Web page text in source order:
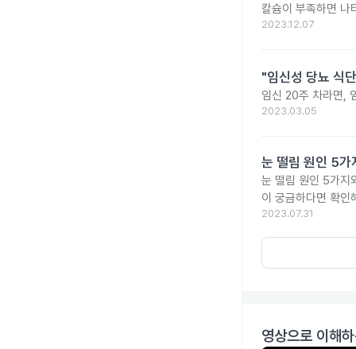
칼슘이 부족하면 나
2023.12.07
"임신성 당뇨 식
임신 20주 차라면,
2023.03.05
눈 떨림 원인 5가
눈 떨림 원인 5가지
이 궁금하다면 확인
2023.07.31
영상으로 이해